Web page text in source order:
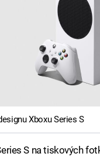
Xboxu Series S
S na tiskových